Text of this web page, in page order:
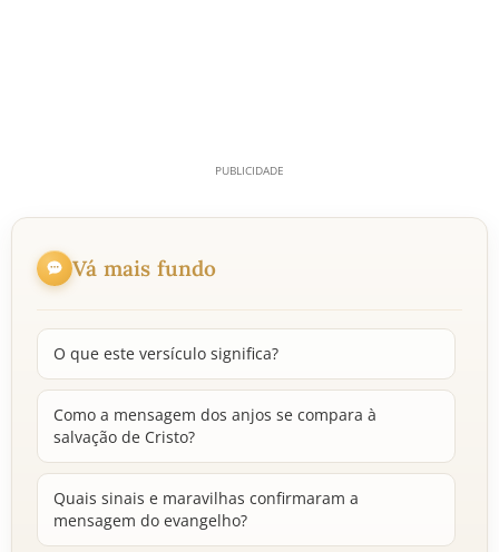
Vá mais fundo
O que este versículo significa?
Como a mensagem dos anjos se compara à
salvação de Cristo?
Quais sinais e maravilhas confirmaram a
mensagem do evangelho?